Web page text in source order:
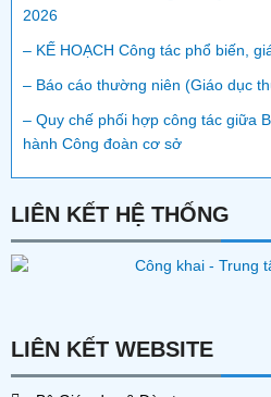
2026
– KẾ HOẠCH Công tác phổ biến,
– Báo cáo thường niên (Giáo dục
– Quy chế phối hợp công tác giữa
hành Công đoàn cơ sở
LIÊN KẾT HỆ THỐNG
LIÊN KẾT WEBSITE